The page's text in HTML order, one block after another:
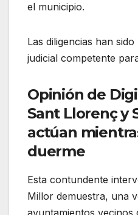
el municipio.
Las diligencias han
judicial competente
Opinión de
Sant Llorenç y
actúan
duerme
Esta contundente
Millor demuestra, una
ayuntamientos vecinos